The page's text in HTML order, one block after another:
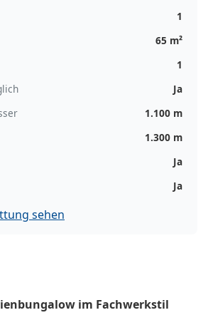
1
65 m²
1
Ja
1.100 m
1.300 m
Ja
Ja
sehen
im Fachwerkstil